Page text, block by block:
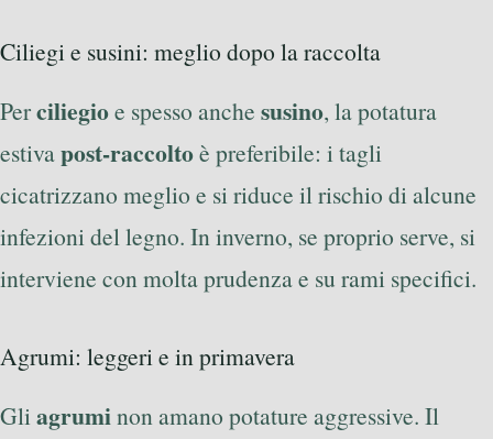
Ciliegi e susini: meglio dopo la raccolta
Perciliegioe spesso anche susino, la potatura
estivapost-raccoltoè preferibile: i tagli
cicatrizzano meglio e si riduce il rischio di alcune
infezioni del legno. In inverno, se proprio serve, si
interviene con molta prudenza e su rami specifici.
Agrumi: leggeri e in primavera
Gliagruminon amano potature aggressive. Il